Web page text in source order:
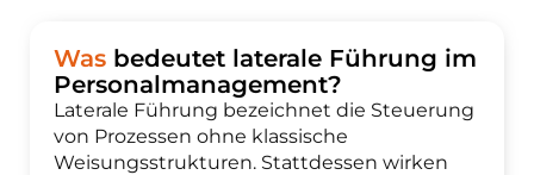
Was bedeutet laterale Führung im
Personalmanagement?
Laterale Führung bezeichnet die Steuerung
von Prozessen ohne klassische
Weisungsstrukturen. Stattdessen wirken